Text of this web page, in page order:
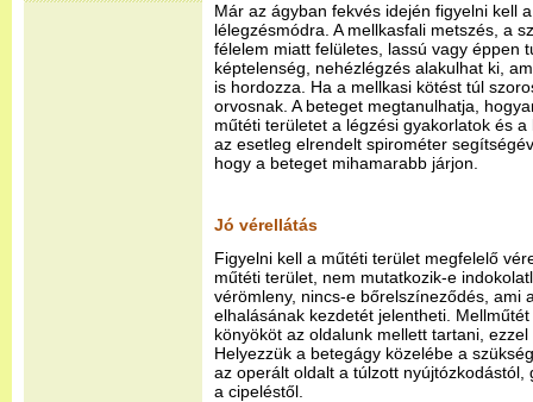
Már az ágyban fekvés idején figyelni kell
lélegzésmódra. A mellkasfali metszés, a
félelem miatt felületes, lassú vagy éppen
képtelenség, nehézlégzés alakulhat ki,
is hordozza. Ha a mellkasi kötést túl
orvosnak. A beteget megtanulhatja,
műtéti területet a légzési gyakorlatok és
az esetleg elrendelt spirométer
hogy a beteget mihamarabb járjon.
Jó vérellátás
Figyelni kell a műtéti terület megfelelő
műtéti terület, nem mutatkozik-e
vérömleny, nincs-e bőrelszíneződés, ami
elhalásának kezdetét jelentheti.
könyököt az oldalunk mellett tartani,
Helyezzük a betegágy közelébe a
az operált oldalt a túlzott
a cipeléstől.